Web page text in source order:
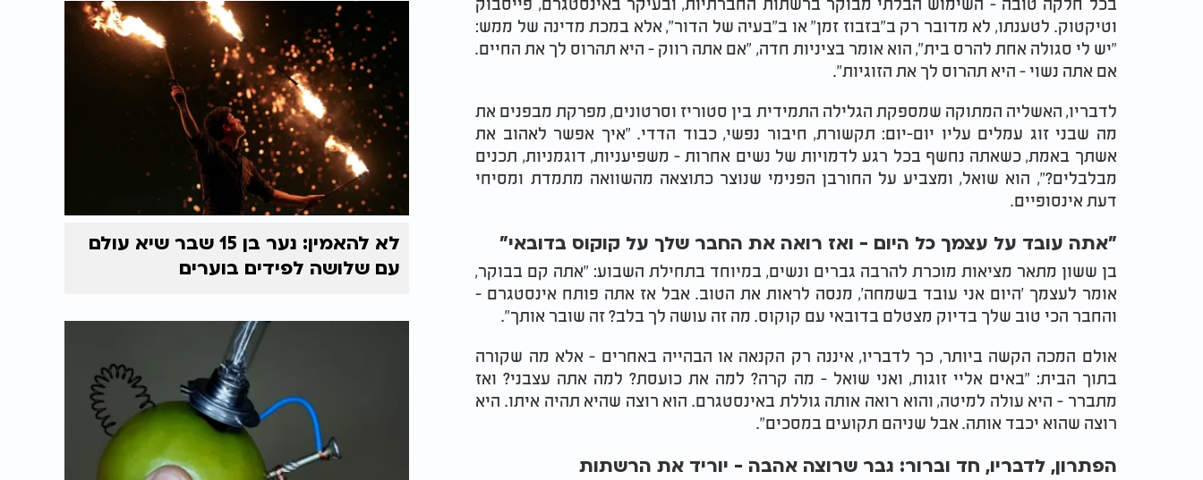
וטיקטוק. לטענתו, לא מדובר רק ב"בזבוז זמן" או ב"בעיה של הדור", אלא במכת מדינה של ממש:
"יש לי סגולה אחת להרס בית", הוא אומר בציניות חדה, "אם אתה רווק - היא תהרוס לך את החיים.
אם אתה נשוי - היא תהרוס לך את הזוגיות".
לדבריו, האשליה המתוקה שמספקת הגלילה התמידית בין סטוריז וסרטונים, מפרקת מבפנים את
מה שבני זוג עמלים עליו יום-יום: תקשורת, חיבור נפשי, כבוד הדדי. "איך אפשר לאהוב את
אשתך באמת, כשאתה נחשף בכל רגע לדמויות של נשים אחרות - משפיעניות, דוגמניות, תכנים
מבלבלים?", הוא שואל, ומצביע על החורבן הפנימי שנוצר כתוצאה מהשוואה מתמדת ומסיחי
דעת אינסופיים.
"אתה עובד על עצמך כל היום - ואז רואה את החבר שלך על קוקוס בדובאי"
בן ששון מתאר מציאות מוכרת להרבה גברים ונשים, במיוחד בתחילת השבוע: "אתה קם בבוקר,
אומר לעצמך 'היום אני עובד בשמחה', מנסה לראות את הטוב. אבל אז אתה פותח אינסטגרם -
והחבר הכי טוב שלך בדיוק מצטלם בדובאי עם קוקוס. מה זה עושה לך בלב? זה שובר אותך".
אולם המכה הקשה ביותר, כך לדבריו, איננה רק הקנאה או הבהייה באחרים - אלא מה שקורה
בתוך הבית: "באים אליי זוגות, ואני שואל - מה קרה? למה את כועסת? למה אתה עצבני? ואז
מתברר - היא עולה למיטה, והוא רואה אותה גוללת באינסטגרם. הוא רוצה שהיא תהיה איתו. היא
רוצה שהוא יכבד אותה. אבל שניהם תקועים במסכים".
הפתרון, לדבריו, חד וברור: גבר שרוצה אהבה - יוריד את הרשתות
לא להאמין: נער בן 15 שבר שיא עולם
עם שלושה לפידים בוערים